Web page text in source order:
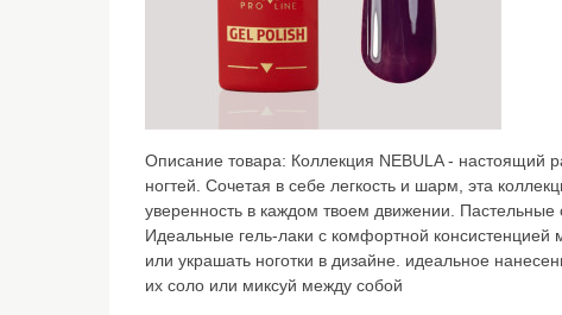
Описание товара: Коллекция NEBULA - настоящий
ногтей. Сочетая в себе легкость и шарм, эта
уверенность в каждом твоем движении. Пастельные
Идеальные гель-лаки с комфортной консистенцией
или украшать ноготки в дизайне. идеальное
их соло или миксуй между собой